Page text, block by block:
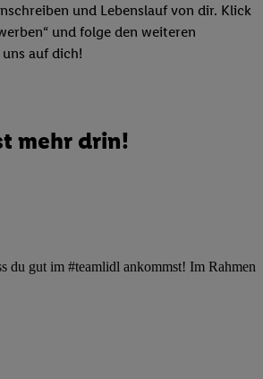
und Lebenslauf von dir. Klick
und folge den weiteren
auf dich!
mehr drin!
du gut im #teamlidl ankommst! Im Rahmen